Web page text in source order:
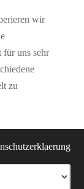
wir
für uns sehr
zu